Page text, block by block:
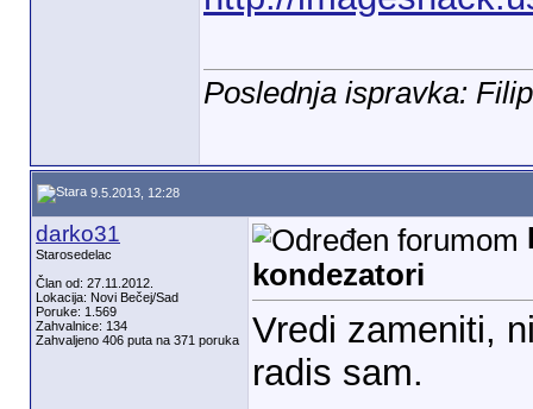
Poslednja ispravka:
9.5.2013, 12:28
darko31
Starosedelac
Član od: 27.11.2012.
Lokacija: Novi Bečej/Sad
Poruke: 1.569
Zahvalnice: 134
Zahvaljeno 406 puta na 371 poruka
kondezatori
Vredi zameniti,
radis sam.